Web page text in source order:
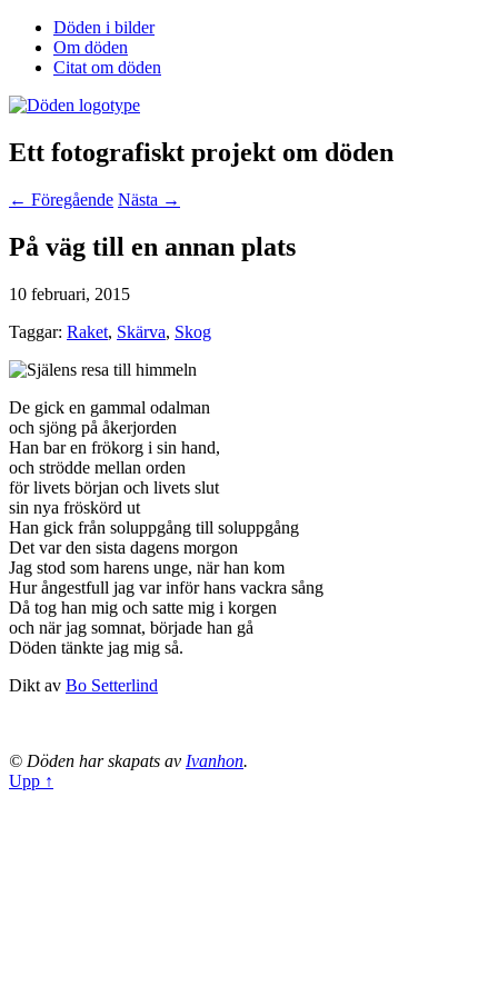
Döden i bilder
Om döden
Citat om döden
Ett fotografiskt projekt om döden
← Föregående Nästa →
På väg till en annan plats
10 februari, 2015
Taggar: Raket, Skärva, Skog
De gick en gammal odalman
och sjöng på åkerjorden
Han bar en frökorg i sin hand,
och strödde mellan orden
för livets början och livets slut
sin nya fröskörd ut
Han gick från soluppgång till soluppgång
Det var den sista dagens morgon
Jag stod som harens unge, när han kom
Hur ångestfull jag var inför hans vackra sång
Då tog han mig och satte mig i korgen
och när jag somnat, började han gå
Döden tänkte jag mig så.
Dikt av Bo Setterlind
© Döden har skapats av Ivanhon.
Upp ↑